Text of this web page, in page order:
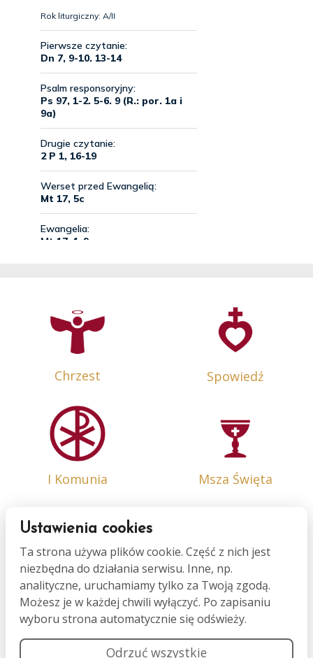
Chrzest Spowiedź
I Komunia Msza Święta
Bierzmowanie Małżeństwo
Ustawienia cookies
Ta strona używa plików cookie. Część z nich jest
niezbędna do działania serwisu. Inne, np.
analityczne, uruchamiamy tylko za Twoją zgodą.
Możesz je w każdej chwili wyłączyć. Po zapisaniu
wyboru strona automatycznie się odświeży.
Odrzuć wszystkie